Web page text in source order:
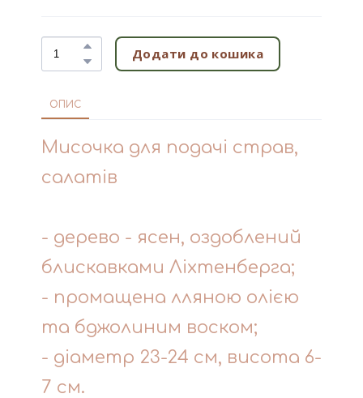
Додати до кошика
ОПИС
Мисочка для подачі страв,
салатів
- дерево - ясен, оздоблений
блискавками Ліхтенберга;
- промащена лляною олією
та бджолиним воском;
- діаметр 23-24 см, висота 6-
7 см.